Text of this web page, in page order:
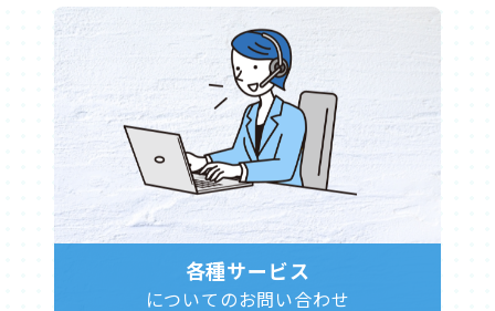
約いただくと、セット割引が適用になりますので、お得な
料金でサービスをご利用いただけます。
ケーブルプラス電話は今までの電話とどう違うの？
ケーブルプラス電話は、NTT加入電話回線に相当する部分を
ケーブルテレビ会社とKDDIの提携により提供するため、基
本料金・通話料がお安くご利用いただけます。
※通話相手がケーブルプラス電話又はJ:COM PHONEプラス
の場合、呼び出し音の前に「♪ドミソ」音が無料通話であ
ることをお知らせします
品質やセキュリティなどは問題ありませんか？
用した電話サービスです。
従来の電話と遜色ない通話品質・安定性を実現し、緊急通
明石ケーブルテレビまでお問い合わせください。
お問い合わせの際、TV画面やSTBなどに表示されているエ
ラーメッセージがあればお伝えください。
STBのリモコンで、テレビの操作ができなくなりました
1. リモコンの電池が古くなっていませんか？ 新しいものと
お取替えください。
→電池を交換しても変わらない場合は明石ケーブルテレビま
でお問合せください。
2. テレビのメーカーに合わせて、STBのリモコン設定が必
要です。
STBの取扱説明書をご覧いただくか、明石ケーブルテレビま
でお問い合わせください。
どんな番組が視聴できますか？
・お家の中で繋がっている端末がある
1.繋がっていない端末の設定をご確認ください。
2.モデム、無線ルーターのコンセントを抜き、1分ほどおい
て差し直してください。
3.無線ルーターをお客様でご用意されている場合は無線ル
ーターのメーカーへお問い合わせください。
通信速度について教えてください
ZAQ NET 10 （下り10Mbps 上り1Mbps）
ZAQ NET 30 （下り30Mbps 上り1Mbps）
ZAQ NET 120 （下り120Mbps 上り5Mbps）
あかし光ネット300M （上り、下りとも300Mbps）
※通信速度はベストエフォートです。ご利用状況により変
動する場合があります
今までのNTT回線はどうすればいいですか？
NTT加入電話の番号を継続して利用される場合は、ケーブル
プラス電話申し込み時に、KDDIが解約又は休止手続きを代
行させていただきます。
NTT加入電話の番号を継続して利用されない（又は継続で
きない） 場合は、お客さま自身でNTT西日本に休止又は解
約のお手続きをしていただく必要があります。
現在NTTの電話回線がありませんが利用できますか？
利用できます。
電話番号は新たに市外局番から始まる電話番号をご提供い
たします。
なお、電話番号の指定はできません。
発信番号表示への対応は？
各種サービス
についてのお問い合わせ